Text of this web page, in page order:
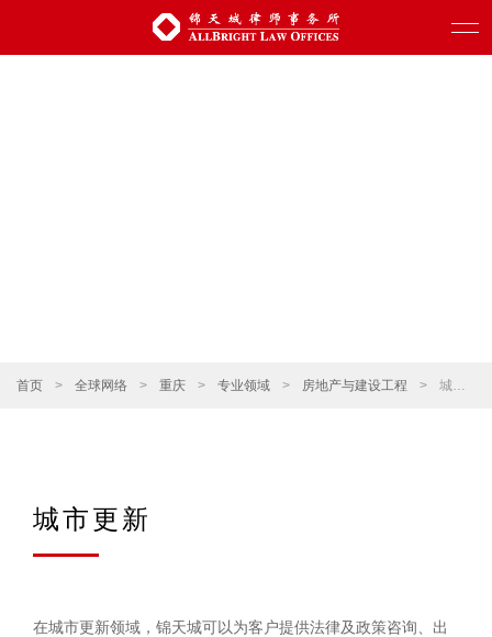
首页 > 全球网络 > 重庆 > 专业领域 > 房地产与建设工程 > 城市更新
城市更新
在城市更新领域，锦天城可以为客户提供法律及政策咨询、出